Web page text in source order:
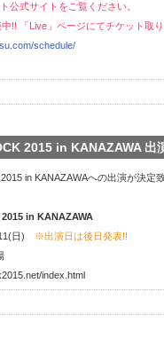
公式サイトをご覧ください。
!! 「Live」ページにてチケット取り
schedule/
2015 in KANAZAWA 出
in KANAZAWAへの出演が決定
in KANAZAWA
日) ※出演日は後日発表!!
index.html